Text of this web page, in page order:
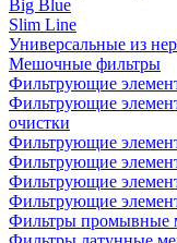
Big Blue
Slim Line
Универсальные из
Мешочные фильтры
Фильтрующие
Фильтрующие
очистки
Фильтрующие
Фильтрующие
Фильтрующие
Фильтрующие
Фильтры промывные